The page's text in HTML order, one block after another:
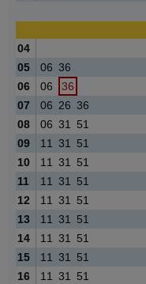
04
05
06 36
06
06
36
07
06 26 36
08
06 31 51
09
11 31 51
10
11 31 51
11
11 31 51
12
11 31 51
13
11 31 51
14
11 31 51
15
11 31 51
16
11 31 51